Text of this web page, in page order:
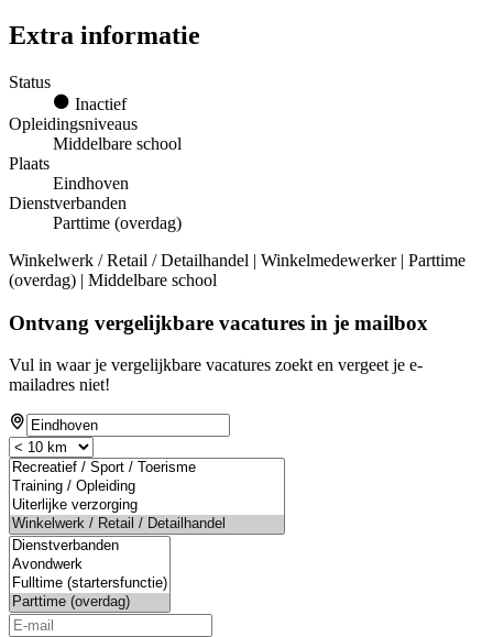
Extra informatie
Status
Inactief
Opleidingsniveaus
Middelbare school
Plaats
Eindhoven
Dienstverbanden
Parttime (overdag)
Winkelwerk / Retail / Detailhandel | Winkelmedewerker | Parttime
(overdag) | Middelbare school
Ontvang vergelijkbare vacatures in je mailbox
Vul in waar je vergelijkbare vacatures zoekt en vergeet je e-
mailadres niet!